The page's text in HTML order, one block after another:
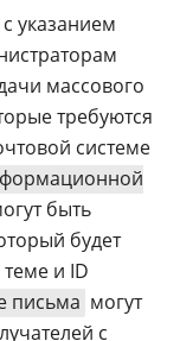
указанием
массового
требуются
системе
быть
будет
и ID
письма могут
с